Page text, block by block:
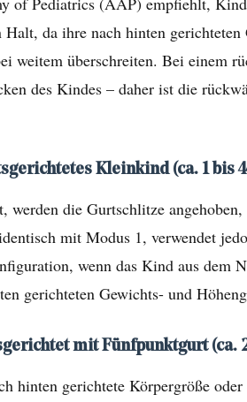
Halt, da ihre nach hinten
weitem überschreiten. Bei einem
des Kindes – daher ist die
Kleinkind (ca. 1 bis
werden die Gurtschlitze
mit Modus 1, verwendet
wenn das Kind aus dem
gerichteten Gewichts- und
mit Fünfpunktgurt (ca.
hinten gerichtete Körpergröße